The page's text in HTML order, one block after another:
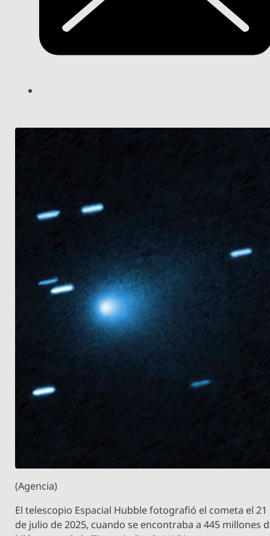
(Agencia)
El telescopio Espacial Hubble fotografió el cometa el 21
de julio de 2025, cuando se encontraba a 445 millones